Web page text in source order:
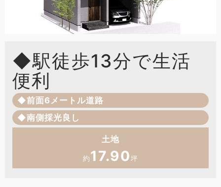
◆駅徒歩13分で生活
便利
◆前面6メートル道路
◆南側採光良し
土地
約17.90坪